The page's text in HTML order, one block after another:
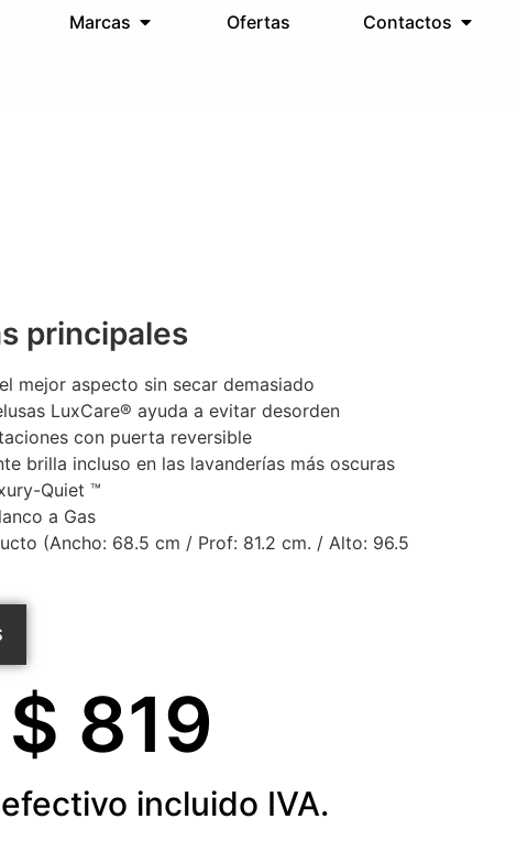
Marcas Ofertas Contactos
principales
mejor aspecto sin secar demasiado
LuxCare® ayuda a evitar desorden
con puerta reversible
brilla incluso en las lavanderías más oscuras
Quiet ™
a Gas
(Ancho: 68.5 cm / Prof: 81.2 cm. / Alto: 96.5
incluido IVA.
$ 819